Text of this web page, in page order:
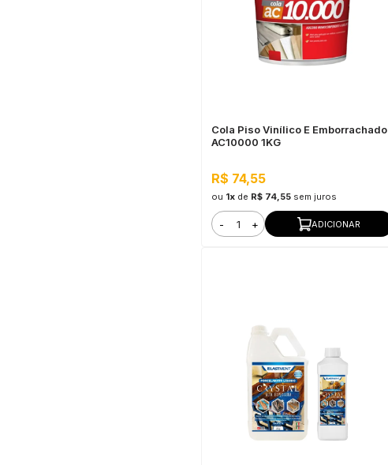
Cola Piso Vinílico E Emborrachado
AC10000 1KG
R$ 74,55
ou 1x de R$ 74,55 sem juros
- + ADICIONAR